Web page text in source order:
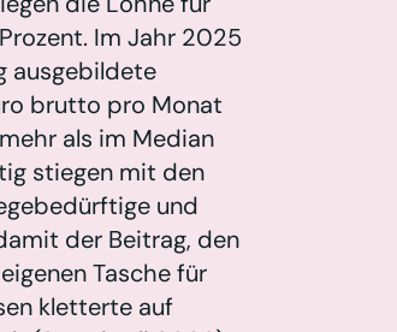
Im Jahr 2025
ausgebildete
brutto pro Monat
als im Median
stiegen mit den
und
der Beitrag, den
Tasche für
kletterte auf